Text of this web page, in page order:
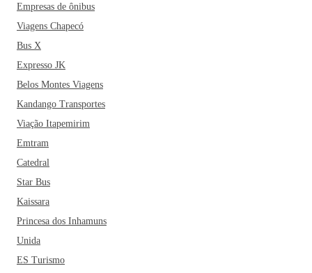
Empresas de ônibus
Viagens Chapecó
Bus X
Expresso JK
Belos Montes Viagens
Kandango Transportes
Viação Itapemirim
Emtram
Catedral
Star Bus
Kaissara
Princesa dos Inhamuns
Unida
ES Turismo